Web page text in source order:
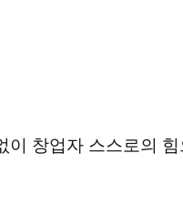
이 창업자 스스로의